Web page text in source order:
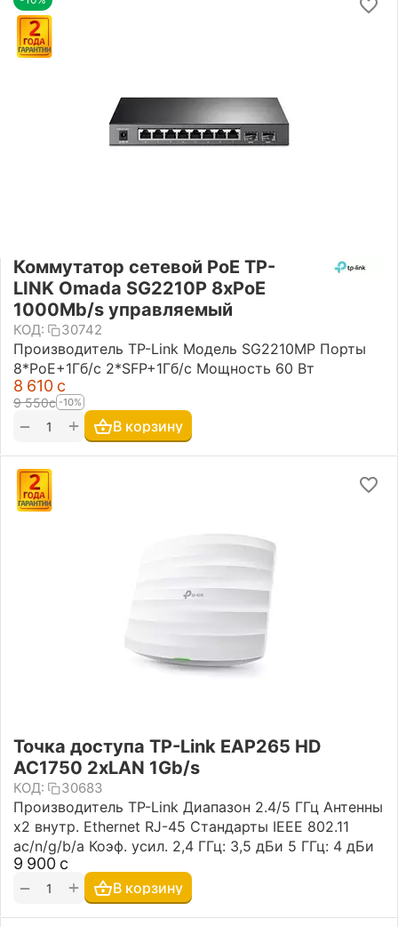
Коммутатор сетевой PoE TP-
LINK Omada SG2210P 8xPoE
1000Mb/s управляемый
КОД: 30742
Производитель TP-Link Модель SG2210MP Порты
8*PoE+1Гб/с 2*SFP+1Гб/с Мощность 60 Вт
8 610 с
9 550с -10%
+
− В корзину
Точка доступа TP-Link EAP265 HD
AC1750 2xLAN 1Gb/s
КОД: 30683
Производитель TP-Link Диапазон 2.4/5 ГГц Антенны
х2 внутр. Ethernet RJ-45 Стандарты IEEE 802.11
ac/n/g/b/a Коэф. усил. 2,4 ГГц: 3,5 дБи 5 ГГц: 4 дБи
9 900 с
+
− В корзину